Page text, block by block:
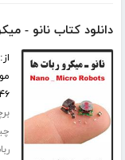
دانلود کتاب نانو -
از:
۴۶ صفحه